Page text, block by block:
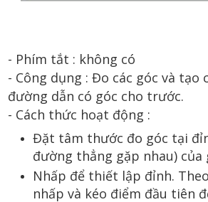
- Phím tắt : không có
- Công dụng :Đo các góc và tạo
đường dẫn có góc cho trước.
- Cách thức hoạt động :
Đặt tâm thước đo góc tại
đường thẳng gặp nhau) của
Nhấp để thiết lập đỉnh.
nhấp và kéo điểm đầu tiên